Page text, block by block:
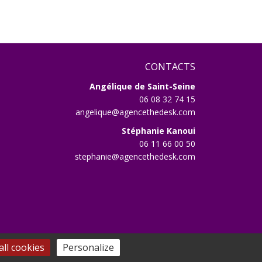
CONTACTS
Angélique de Saint-Seine
06 08 32 74 15
angelique@agencethedesk.com
Stéphanie Kanoui
06 11 66 00 50
stephanie@agencethedesk.com
cookies Personalize